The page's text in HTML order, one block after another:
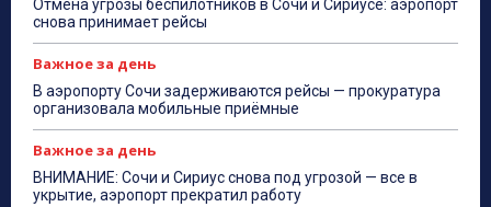
Отмена угрозы беспилотников в Сочи и Сириусе: аэропорт
снова принимает рейсы
Важное за день
В аэропорту Сочи задерживаются рейсы — прокуратура
организовала мобильные приёмные
Важное за день
ВНИМАНИЕ: Сочи и Сириус снова под угрозой — все в
укрытие, аэропорт прекратил работу